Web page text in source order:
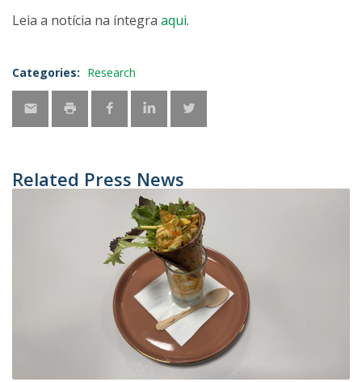
Leia a notícia na íntegra aqui.
Categories: Research
Related Press News